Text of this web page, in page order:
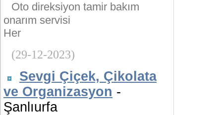
Oto direksiyon tamir bakım
onarım servisi
Her
(29-12-2023)
Sevgi Çiçek, Çikolata
ve Organizasyon -
Şanlıurfa